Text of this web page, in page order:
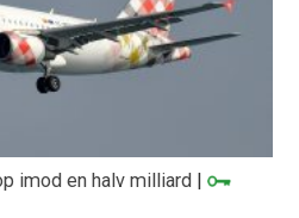
imod en halv milliard |